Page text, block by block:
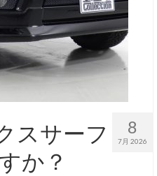
8
7月 2026
スサーフ
か？